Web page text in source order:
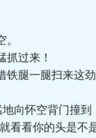
过来！
腿一腿扫来这劲
向怀空背门撞到
看你的头是不